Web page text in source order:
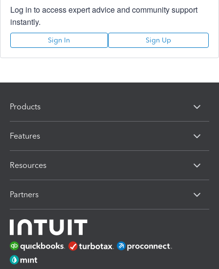
Log in to access expert advice and community support
instantly.
Sign In Sign Up
Products
Features
Resources
Partners